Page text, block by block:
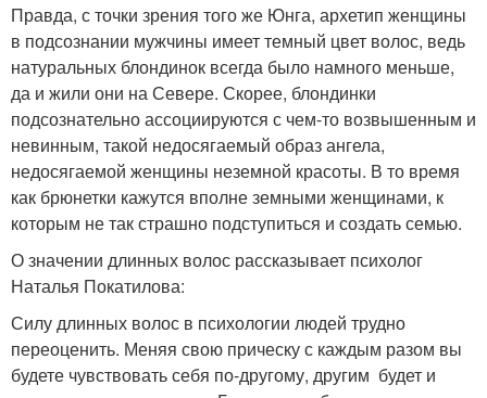
Правда, с точки зрения того же Юнга, архетип женщины
в подсознании мужчины имеет темный цвет волос, ведь
натуральных блондинок всегда было намного меньше,
да и жили они на Севере. Скорее, блондинки
подсознательно ассоциируются с чем-то возвышенным и
невинным, такой недосягаемый образ ангела,
недосягаемой женщины неземной красоты. В то время
как брюнетки кажутся вполне земными женщинами, к
которым не так страшно подступиться и создать семью.
О значении длинных волос рассказывает психолог
Наталья Покатилова:
Силу длинных волос в психологии людей трудно
переоценить. Меняя свою прическу с каждым разом вы
будете чувствовать себя по-другому, другим будет и